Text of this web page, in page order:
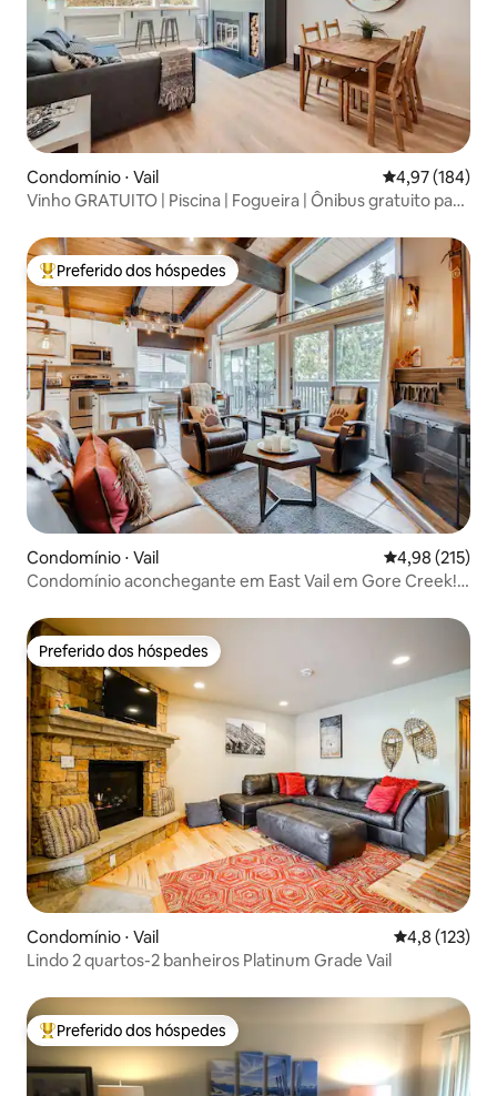
Condomínio ⋅ Vail 4,97 de uma
4,97 (184)
Vinho GRATUITO | Piscina | Fogueira | Ônibus gratuito para
Entre os melhores preferidos dos hóspedes
Preferido dos hóspedes
Condomínio ⋅ Vail 4,98 de uma
4,98 (215)
Condomínio aconchegante em East Vail em Gore Creek!
Preferido dos hóspedes
Preferido dos hóspedes
Condomínio ⋅ Vail 4,8 de uma
4,8 (123)
Lindo 2 quartos-2 banheiros Platinum Grade Vail
Entre os melhores preferidos dos hóspedes
Preferido dos hóspedes